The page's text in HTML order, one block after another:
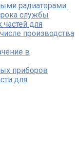
радиаторами:
службы
для
производства
в
приборов
для